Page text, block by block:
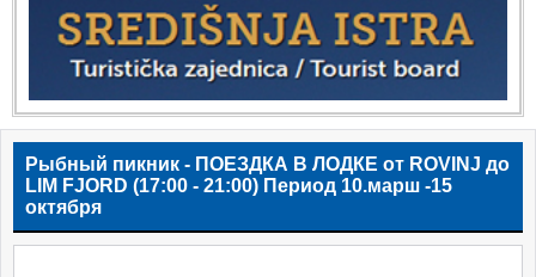
Рыбный пикник - ПОЕЗДКА В ЛОДКЕ от ROVINJ до
LIM FJORD (17:00 - 21:00) Период 10.марш -15
октября